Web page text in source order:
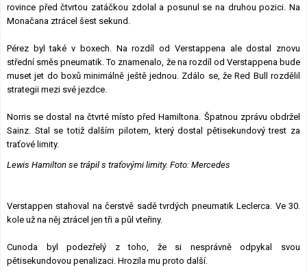
rovince před čtvrtou zatáčkou zdolal a posunul se na druhou pozici. Na
Monačana ztrácel šest sekund.
Pérez byl také v boxech. Na rozdíl od Verstappena ale dostal znovu
střední směs pneumatik. To znamenalo, že na rozdíl od Verstappena bude
muset jet do boxů minimálně ještě jednou. Zdálo se, že Red Bull rozdělil
strategii mezi své jezdce.
Norris se dostal na čtvrté místo před Hamiltona. Špatnou zprávu obdržel
Sainz. Stal se totiž dalším pilotem, který dostal pětisekundový trest za
traťové limity.
Lewis Hamilton se trápil s traťovými limity. Foto: Mercedes
Verstappen stahoval na čerstvě sadě tvrdých pneumatik Leclerca. Ve 30.
kole už na něj ztrácel jen tři a půl vteřiny.
Cunoda byl podezřelý z toho, že si nesprávně odpykal svou
pětisekundovou penalizaci. Hrozila mu proto další.